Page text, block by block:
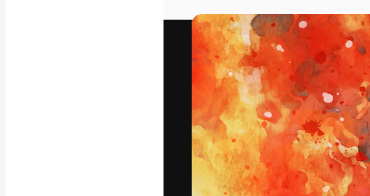
動画
映像素材
モーショングラフィックス
動画テンプレート
アイコン
3D モデル
フォント
最高のクリエイティブ制作
ットフォーム。クリエイ
店、スタジオを含む100万
います。
日本語